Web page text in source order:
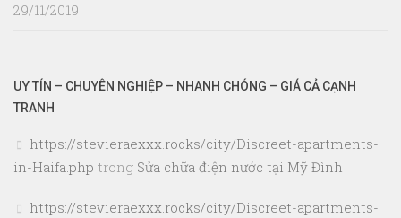
29/11/2019
UY TÍN – CHUYÊN NGHIỆP – NHANH CHÓNG – GIÁ CẢ CẠNH
TRANH
https://stevieraexxx.rocks/city/Discreet-apartments-
in-Haifa.php trong Sửa chữa điện nước tại Mỹ Đình
https://stevieraexxx.rocks/city/Discreet-apartments-